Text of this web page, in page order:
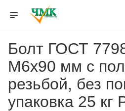
Болт ГОСТ
М6х90 мм с
резьбой, без
упаковка 25 кг